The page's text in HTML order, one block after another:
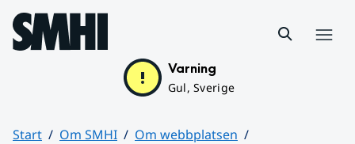
Hoppa till sidans innehåll
Varning
Gul, Sverige
Start Om SMHI
Om webbplatsen